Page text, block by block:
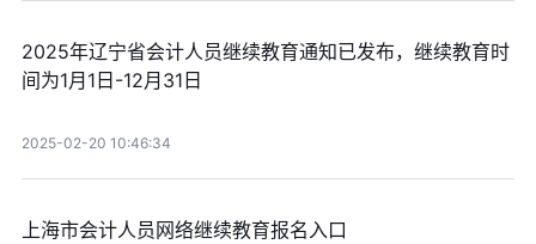
2025年辽宁省会计人员继续教育通知已发布，继续教育时
间为1月1日-12月31日
2025-02-20 10:46:34
上海市会计人员网络继续教育报名入口